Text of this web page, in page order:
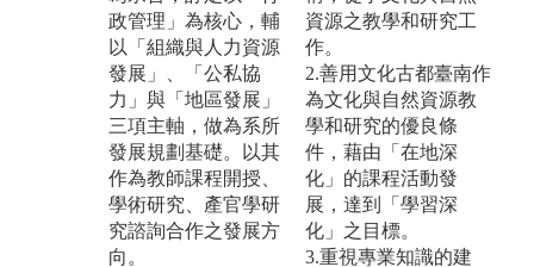
政管理」為核心，輔
以「組織與人力資源
發展」、「公私協
力」與「地區發展」
三項主軸，做為系所
發展規劃基礎。以其
作為教師課程開授、
學術研究、產官學研
究諮詢合作之發展方
向。
資源之教學和研究工
作。
2.善用文化古都臺南作
為文化與自然資源教
學和研究的優良條
件，藉由「在地深
化」的課程活動發
展，達到「學習深
化」之目標。
3.重視專業知識的建